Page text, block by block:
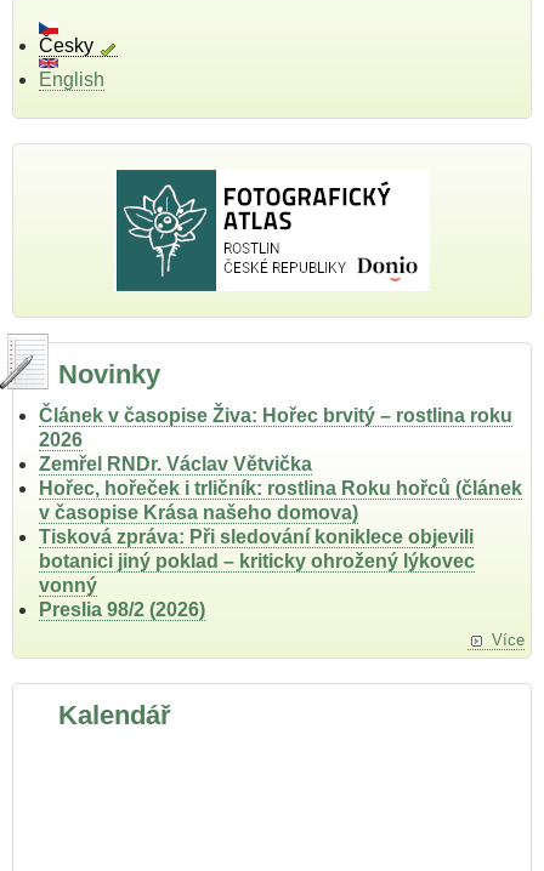
Česky
English
Novinky
Článek v časopise Živa: Hořec brvitý – rostlina roku
2026
Zemřel RNDr. Václav Větvička
Hořec, hořeček i trličník: rostlina Roku hořců (článek
v časopise Krása našeho domova)
Tisková zpráva: Při sledování koniklece objevili
botanici jiný poklad – kriticky ohrožený lýkovec
vonný
Preslia 98/2 (2026)
Více
Kalendář